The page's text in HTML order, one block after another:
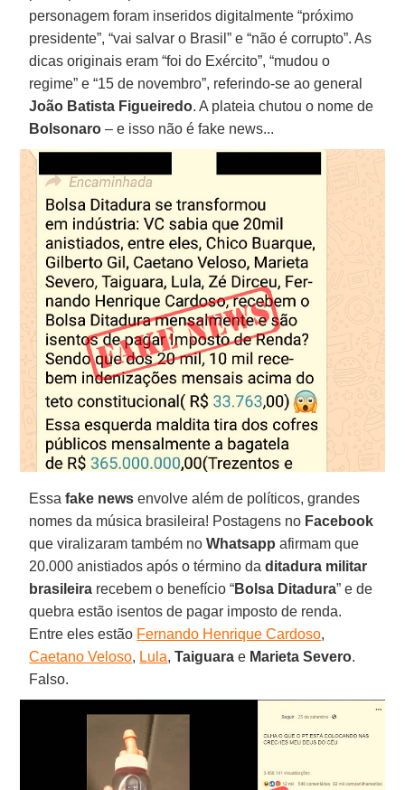
personagem foram inseridos digitalmente “próximo
presidente”, “vai salvar o Brasil” e “não é corrupto”. As
dicas originais eram “foi do Exército”, “mudou o
regime” e “15 de novembro”, referindo-se ao general
João Batista Figueiredo. A plateia chutou o nome de
Bolsonaro – e isso não é fake news...
Essafake news envolve além de políticos, grandes
nomes da música brasileira! Postagens no Facebook
que viralizaram também noWhatsapp afirmam que
20.000 anistiados após o término daditadura militar
brasileira recebem o benefício “Bolsa Ditadura” e de
quebra estão isentos de pagar imposto de renda.
Entre eles estão Fernando Henrique Cardoso,
Caetano Veloso, Lula, Taiguarae Marieta Severo.
Falso.